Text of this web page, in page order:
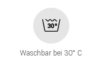
Waschbar bei 30° C